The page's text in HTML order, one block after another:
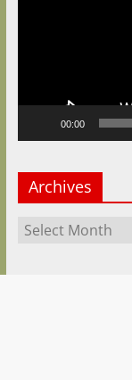
00:00
Archives
Archives